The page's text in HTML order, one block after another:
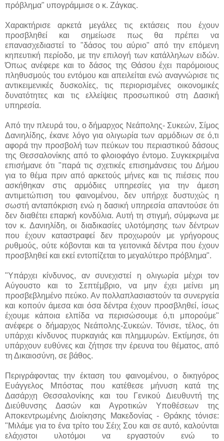
πρόβλημα" υπογράμμισε ο κ. Ζάγκας.
Χαρακτήρισε αρκετά μεγάλες τις εκτάσεις που έχουν
προσβληθεί και σημείωσε πως θα πρέπει να
επανασχεδιαστεί το "δάσος του αύριο" από την επόμενη
κηπευτική περίοδο, με την επιλογή των κατάλληλων ειδών.
Όπως ανέφερε και το δάσος της Θάσου έχει παρόμοιους
πληθυσμούς του εντόμου και απειλείται ενώ αναγνώρισε τις
αντικειμενικές δυσκολίες, τις περιορισμένες οικονομικές
δυνατότητες και τις ελλείψεις προσωπικού στη Δασική
υπηρεσία.
Από την πλευρά του, ο δήμαρχος Νεάπολης- Συκεών, Σίμος
Δανιηλίδης, έκανε λόγο για ολιγωρία των αρμόδιων σε ό,τι
αφορά την προσβολή των πεύκων του περιαστικού δάσους
της Θεσσαλονίκης από το φλοιοφάγο έντομο. Συγκεκριμένα
επισήμανε ότι "παρά τις σχετικές επισημάνσεις του Δήμου
για το θέμα πριν από αρκετούς μήνες και τις πιέσεις που
ασκήθηκαν στις αρμόδιες υπηρεσίες για την άμεση
αντιμετώπιση του φαινομένου, δεν υπήρχε δυστυχώς η
σωστή ανταπόκριση ενώ η δασική υπηρεσία απαντούσε ότι
δεν διαθέτει επαρκή κονδύλια. Αυτή τη στιγμή, σύμφωνα με
τον κ. Δανιηλίδη, οι διαδικασίες υλοτόμησης των δέντρων
που έχουν καταστραφεί δεν προχωρούν με γρήγορους
ρυθμούς, ούτε κόβονται και τα γειτονικά δέντρα που έχουν
προσβληθεί και εκεί εντοπίζεται το μεγαλύτερο πρόβλημα".
"Υπάρχει κίνδυνος, αν συνεχιστεί η ολιγωρία μέχρι τον
Αύγουστο και το Σεπτέμβριο, να μην έχει μείνει μη
προσβεβλημένο πεύκο. Αν πολλαπλασιαστούν τα συνεργεία
και κοπούν άμεσα και όσα δέντρα έχουν προσβληθεί, ίσως
έχουμε κάποια ελπίδα να περισώσουμε ό,τι μπορούμε"
ανέφερε ο δήμαρχος Νεάπολης-Συκεών. Τόνισε, τέλος, ότι
υπάρχει κίνδυνος πυρκαγιάς και πλημμυρών. Εκτίμησε, ότι
υπάρχουν ευθύνες και ζήτησε την έρευνα του θέματος, από
τη Δικαιοσύνη, σε βάθος.
Περιγράφοντας την έκταση του φαινομένου, ο δικηγόρος
Ευάγγελος Μπόστας που κατέθεσε μήνυση κατά της
Δασάρχη Θεσσαλονίκης και του Γενικού Διευθυντή της
Διεύθυνσης Δασών και Αγροτικών Υποθέσεων της
Αποκεντρωμένης Διοίκησης Μακεδονίας - Θράκης τόνισε:
"Μιλάμε για το ένα τρίτο του Σέιχ Σου και σε αυτό, καλούνται
ελάχιστοι υλοτόμοι να εργαστούν ενώ το